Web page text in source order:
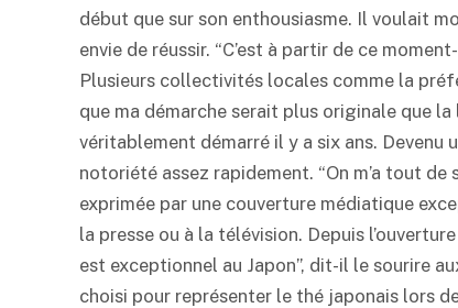
début que sur son enthousiasme. Il voulait
envie de réussir. “C’est à partir de ce
Plusieurs collectivités locales comme la
que ma démarche serait plus originale que la
véritablement démarré il y a six ans. Devenu
notoriété assez rapidement. “On m’a tout de
exprimée par une couverture médiatique
la presse ou à la télévision. Depuis l’ouverture
est exceptionnel au Japon”, dit-il le sourire
choisi pour représenter le thé japonais lors